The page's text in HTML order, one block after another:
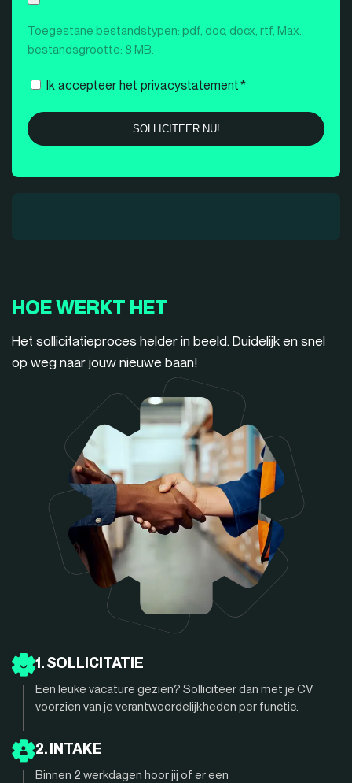
Toegestane bestandstypen: pdf, doc, docx, rtf, Max.
bestandsgrootte: 8 MB.
Instemming
Ik accepteer het privacystatement*
HOE WERKT HET
Het sollicitatieproces helder in beeld. Duidelijk en snel
op weg naar jouw nieuwe baan!
1. SOLLICITATIE
Een leuke vacature gezien? Solliciteer dan met je CV
voorzien van je verantwoordelijkheden per functie.
2. INTAKE
Binnen 2 werkdagen hoor jij of er een